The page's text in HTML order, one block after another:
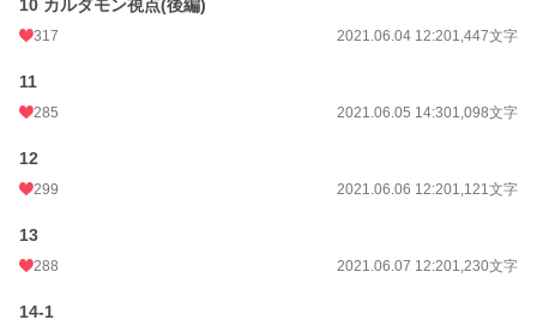
10 カルダモン視点(後編)
317 2021.06.04 12:201,447文字
11
285 2021.06.05 14:301,098文字
12
299 2021.06.06 12:201,121文字
13
288 2021.06.07 12:201,230文字
14-1